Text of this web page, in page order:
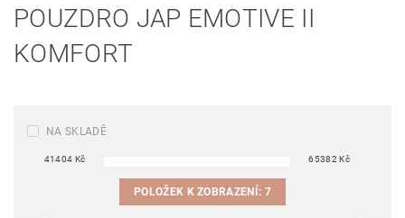
POUZDRO JAP EMOTIVE II
KOMFORT
NA SKLADĚ
41404 Kč 65382Kč
POLOŽEK K ZOBRAZENÍ: 7